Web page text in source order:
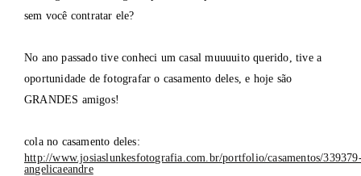
sem você contratar ele?
No ano passado tive conheci um casal muuuuito querido, tive a
oportunidade de fotografar o casamento deles, e hoje são
GRANDES amigos!
cola no casamento deles:
http://www.josiaslunkesfotografia.com.br/portfolio/casamentos/
angelicaeandre